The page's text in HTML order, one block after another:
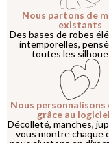
Nous partons de
existants
Des bases de robes
intemporelles,
toutes les
Nous personnalisons
grâce au
Décolleté, manches,
vous montre chaque